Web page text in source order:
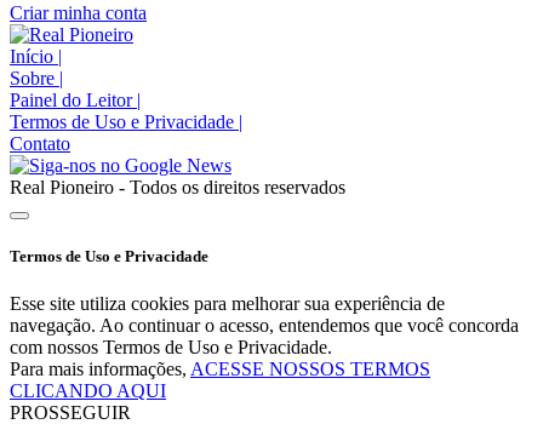
Criar minha conta
Início |
Sobre |
Painel do Leitor |
Termos de Uso e Privacidade |
Contato
Real Pioneiro - Todos os direitos reservados
Termos de Uso e Privacidade
Esse site utiliza cookies para melhorar sua experiência de
navegação. Ao continuar o acesso, entendemos que você concorda
com nossos Termos de Uso e Privacidade.
Para mais informações, ACESSE NOSSOS TERMOS
CLICANDO AQUI
PROSSEGUIR